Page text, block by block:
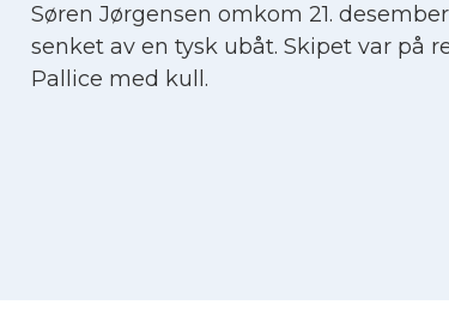
Søren Jørgensen omkom 21. desember
senket av en tysk ubåt. Skipet var på
Pallice med kull.